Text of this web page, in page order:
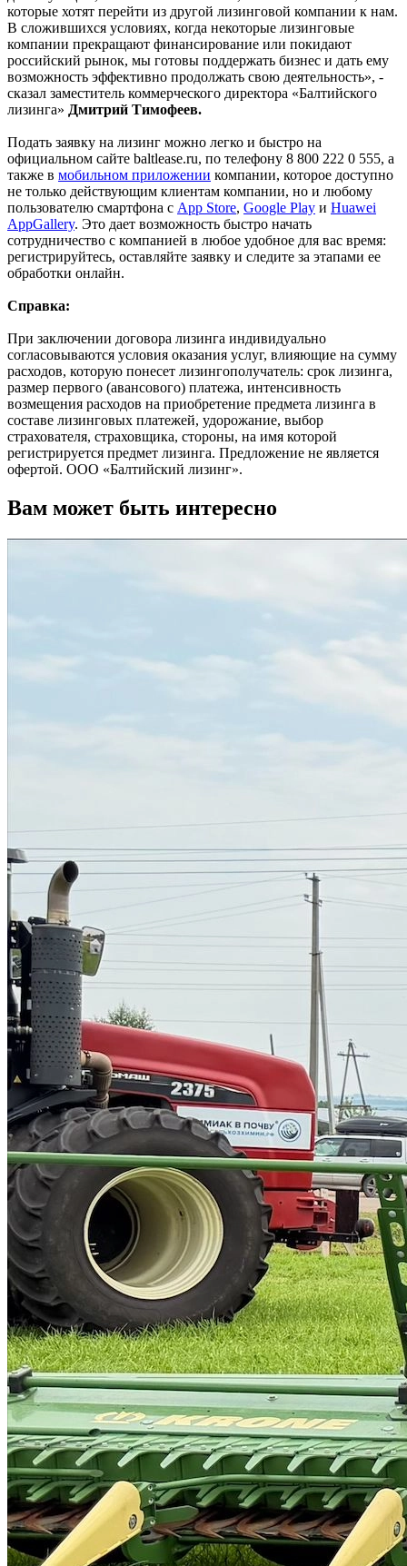
которые хотят перейти из другой лизинговой компании к нам.
В сложившихся условиях, когда некоторые лизинговые
компании прекращают финансирование или покидают
российский рынок, мы готовы поддержать бизнес и дать ему
возможность эффективно продолжать свою деятельность», -
сказал заместитель коммерческого директора «Балтийского
лизинга» Дмитрий Тимофеев.
Подать заявку на лизинг можно легко и быстро на
официальном сайте baltlease.ru, по телефону 8 800 222 0 555, а
также в мобильном приложении компании, которое доступно
не только действующим клиентам компании, но и любому
пользователю смартфона с App Store, Google Play и Huawei
AppGallery. Это дает возможность быстро начать
сотрудничество с компанией в любое удобное для вас время:
регистрируйтесь, оставляйте заявку и следите за этапами ее
обработки онлайн.
Справка:
При заключении договора лизинга индивидуально
согласовываются условия оказания услуг, влияющие на сумму
расходов, которую понесет лизингополучатель: срок лизинга,
размер первого (авансового) платежа, интенсивность
возмещения расходов на приобретение предмета лизинга в
составе лизинговых платежей, удорожание, выбор
страхователя, страховщика, стороны, на имя которой
регистрируется предмет лизинга. Предложение не является
офертой. ООО «Балтийский лизинг».
Вам может быть интересно